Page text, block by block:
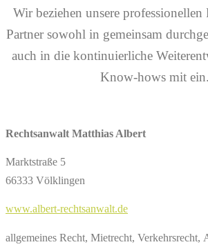
Wir beziehen unsere professionellen
Partner sowohl in gemeinsam
auch in die kontinuierliche
Know-hows mit ein.
Rechtsanwalt Matthias Albert
Marktstraße 5
66333 Völklingen
www.albert-rechtsanwalt.de
allgemeines Recht, Mietrecht, Verkehrsrecht,